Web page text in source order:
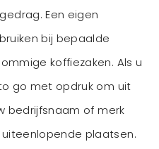
Een eigen
bij bepaalde
koffiezaken. Als u
go met opdruk om uit
bedrijfsnaam of merk
plaatsen.